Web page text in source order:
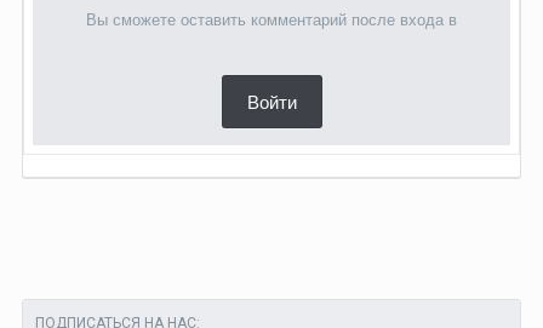
Вы сможете оставить комментарий после входа в
Войти
ПОДПИСАТЬСЯ НА НАС: